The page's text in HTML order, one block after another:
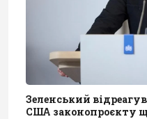
Зеленський
США законопроєкту